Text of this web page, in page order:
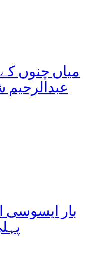
میاں چنوں
عبدالرحیم
بار ایسوسی